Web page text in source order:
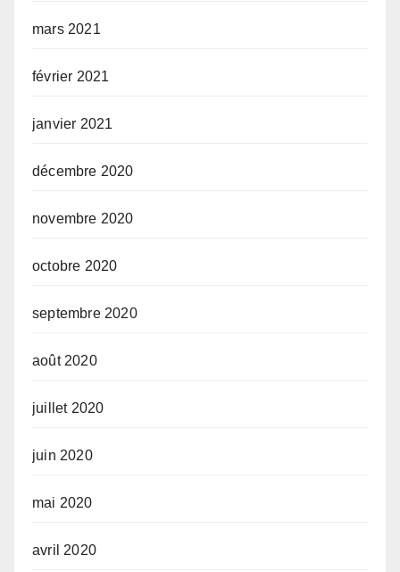
mars 2021
février 2021
janvier 2021
décembre 2020
novembre 2020
octobre 2020
septembre 2020
août 2020
juillet 2020
juin 2020
mai 2020
avril 2020